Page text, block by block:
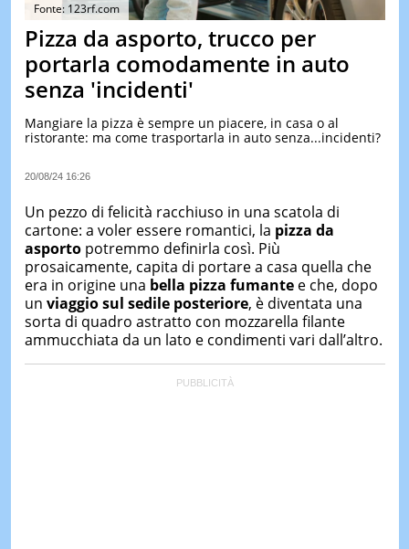
TEST
DI
Fonte: 123rf.com
Pizza da asporto, trucco per
portarla comodamente in auto
senza 'incidenti'
Mangiare la pizza è sempre un piacere, in casa o al
ristorante: ma come trasportarla in auto senza...incidenti?
20/08/24 16:26
Un pezzo di felicità racchiuso in una scatola di
cartone: a voler essere romantici, la pizza da
asporto potremmo definirla così. Più
prosaicamente, capita di portare a casa quella che
era in origine una bella pizza fumantee che, dopo
un viaggio sul sedile posteriore, è diventata una
sorta di quadro astratto con mozzarella filante
ammucchiata da un lato e condimenti vari dall’altro.